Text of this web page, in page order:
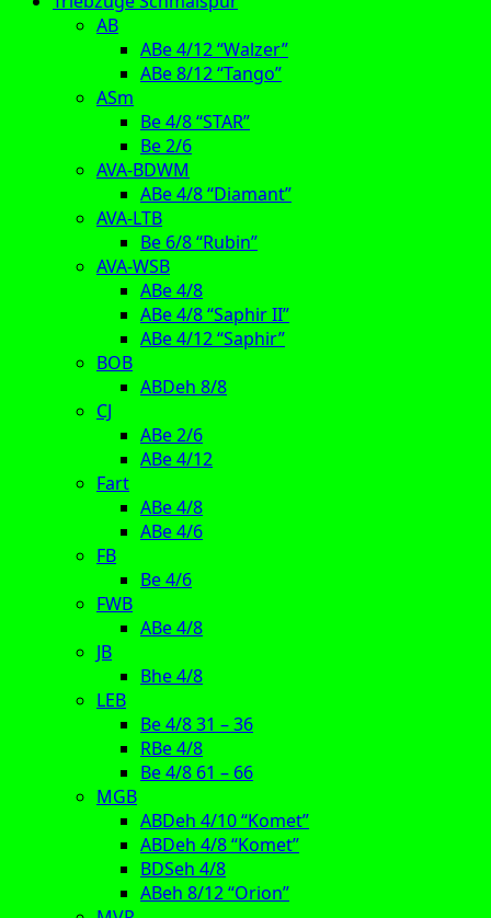
AB
ABe 4/12 “Walzer”
ABe 8/12 “Tango”
ASm
Be 4/8 “STAR”
Be 2/6
AVA-BDWM
ABe 4/8 “Diamant”
AVA-LTB
Be 6/8 “Rubin”
AVA-WSB
ABe 4/8
ABe 4/8 “Saphir II”
ABe 4/12 “Saphir”
BOB
ABDeh 8/8
CJ
ABe 2/6
ABe 4/12
Fart
ABe 4/8
ABe 4/6
FB
Be 4/6
FWB
ABe 4/8
JB
Bhe 4/8
LEB
Be 4/8 31 – 36
RBe 4/8
Be 4/8 61 – 66
MGB
ABDeh 4/10 “Komet”
ABDeh 4/8 “Komet”
BDSeh 4/8
ABeh 8/12 “Orion”